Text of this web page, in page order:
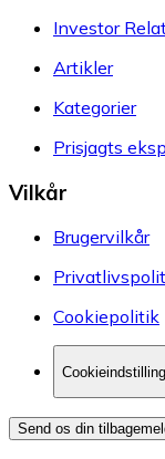
Investor
Artikler
Kategorier
Prisjagts
Vilkår
Brugervilkår
Cookiepolitik
Send os din